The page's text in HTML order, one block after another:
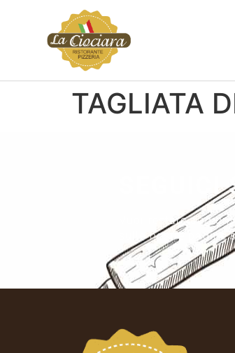
TAGLIATA
SEGUICI
Vuoi restare
sulle nostre pagine